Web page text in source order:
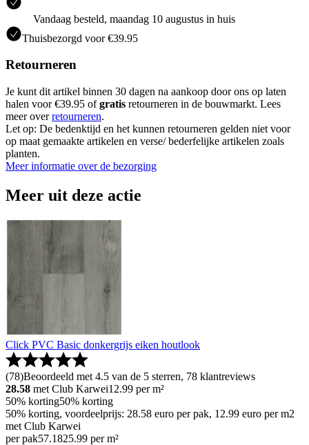
Vandaag besteld, maandag 10 augustus in huis
Thuisbezorgd voor €39.95
Retourneren
Je kunt dit artikel binnen 30 dagen na aankoop door ons op laten
halen voor €39.95 ofgratis retourneren in de bouwmarkt. Lees
meer overretourneren.
Let op: De bedenktijd en het kunnen retourneren gelden niet voor
op maat gemaakte artikelen en verse/ bederfelijke artikelen zoals
planten.
Meer informatie over de bezorging
Meer uit deze actie
Click PVC Basic donkergrijs eiken houtlook
(78)Beoordeeld met 4.5 van de 5 sterren, 78 klantreviews
28.58 met Club Karwei12.99 per m²
50% korting50% korting
50% korting, voordeelprijs: 28.58 euro per pak, 12.99 euro per m2
met Club Karwei
per pak57.1825.99 per m²